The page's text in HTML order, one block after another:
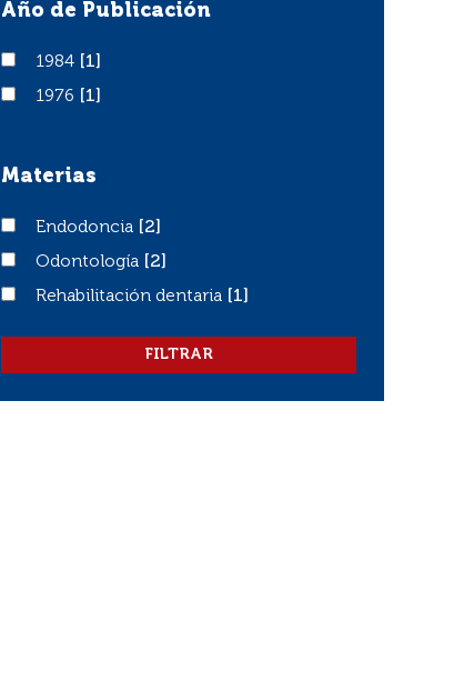
Año de Publicación
19841984
[1]
19761976 [1]
Materias
Endodoncia
Endodoncia
[2]
Odontología
Odontología
[2]
Rehabilitación dentaria
Rehabilitación dentaria [1]